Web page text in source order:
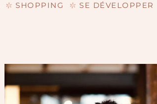
SHOPPING SE DÉVELOPPER